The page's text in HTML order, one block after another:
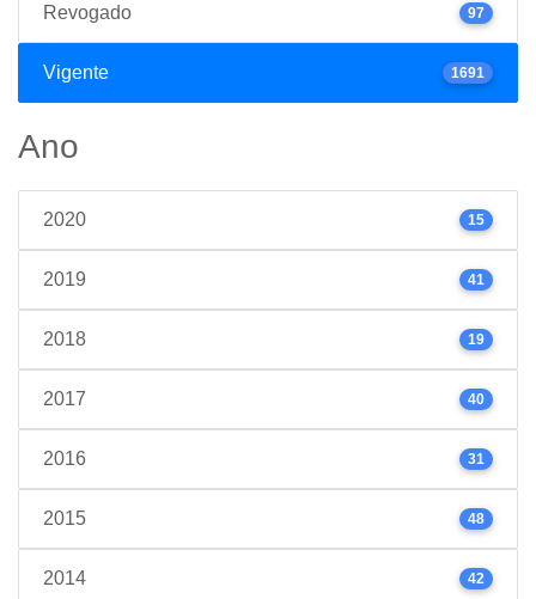
Revogado 97
Vigente 1691
Ano
2020 15
2019 41
2018 19
2017 40
2016 31
2015 48
2014 42